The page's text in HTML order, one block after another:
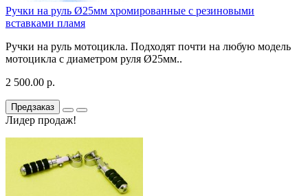
Ручки на руль Ø25мм хромированные с резиновыми
вставками пламя
Ручки на руль мотоцикла. Подходят почти на любую модель
мотоцикла с диаметром руля Ø25мм..
2 500.00 р.
Предзаказ
Лидер продаж!